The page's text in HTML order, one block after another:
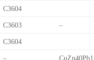
C3604
C3603 –
C3604
– CuZn40Pb1